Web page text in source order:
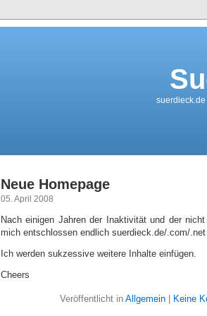
Neue Homepage
05. April 2008
Nach einigen Jahren der Inaktivität und der
mich entschlossen endlich suerdieck.de/.com/
Ich werden sukzessive weitere Inhalte einfügen.
Cheers
Veröffentlicht in Allgemein| Keine